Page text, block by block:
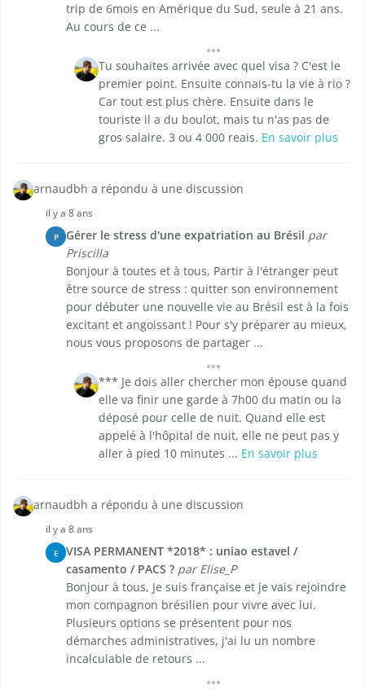
trip de 6mois en Amérique du Sud, seule à 21 ans.
Au cours de ce ...
Tu souhaites arrivée avec quel visa ? C'est le
premier point. Ensuite connais-tu la vie à rio ?
Car tout est plus chère. Ensuite dans le
touriste il a du boulot, mais tu n'as pas de
gros salaire. 3 ou 4 000 reais. En savoir plus
arnaudbh a répondu à une discussion
il y a 8 ans
P Gérer le stress d'une expatriation au Brésil par
Priscilla
Bonjour à toutes et à tous, Partir à l'étranger peut
être source de stress : quitter son environnement
pour débuter une nouvelle vie au Brésil est à la fois
excitant et angoissant ! Pour s'y préparer au mieux,
nous vous proposons de partager ...
*** Je dois aller chercher mon épouse quand
elle va finir une garde à 7h00 du matin ou la
déposé pour celle de nuit. Quand elle est
appelé à l'hôpital de nuit, elle ne peut pas y
aller à pied 10 minutes ... En savoir plus
arnaudbh a répondu à une discussion
il y a 8 ans
E
VISA PERMANENT *2018* : uniao estavel /
casamento / PACS ? par Elise_P
Bonjour à tous, Je suis française et je vais rejoindre
mon compagnon brésilien pour vivre avec lui.
Plusieurs options se présentent pour nos
démarches administratives, j'ai lu un nombre
incalculable de retours ...